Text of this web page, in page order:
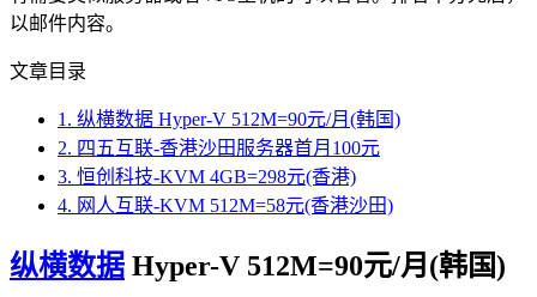
以邮件内容。
文章目录
1. 纵横数据 Hyper-V 512M=90元/月(韩国)
2. 四五互联-香港沙田服务器首月100元
3. 恒创科技-KVM 4GB=298元(香港)
4. 网人互联-KVM 512M=58元(香港沙田)
纵横数据 Hyper-V 512M=90元/月(韩国)